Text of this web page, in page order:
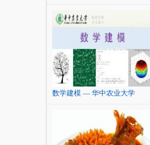
数学建模 — 华中农业大学